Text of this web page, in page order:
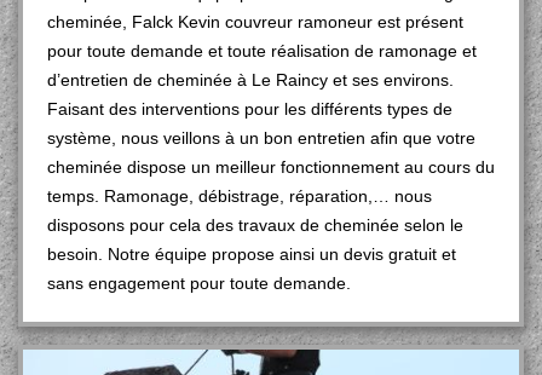
cheminée, Falck Kevin couvreur ramoneur est présent
pour toute demande et toute réalisation de ramonage et
d’entretien de cheminée à Le Raincy et ses environs.
Faisant des interventions pour les différents types de
système, nous veillons à un bon entretien afin que votre
cheminée dispose un meilleur fonctionnement au cours du
temps. Ramonage, débistrage, réparation,… nous
disposons pour cela des travaux de cheminée selon le
besoin. Notre équipe propose ainsi un devis gratuit et
sans engagement pour toute demande.